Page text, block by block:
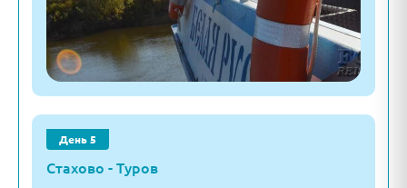
День 5
Стахово - Туров